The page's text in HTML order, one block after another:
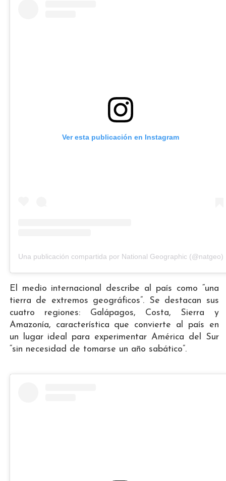
Ver esta publicación en Instagram
Una publicación compartida por National Geographic (@natgeo)
El medio internacional describe al país como “una
tierra de extremos geográficos”. Se destacan sus
cuatro regiones: Galápagos, Costa, Sierra y
Amazonía, característica que convierte al país en
un lugar ideal para experimentar América del Sur
“sin necesidad de tomarse un año sabático”.